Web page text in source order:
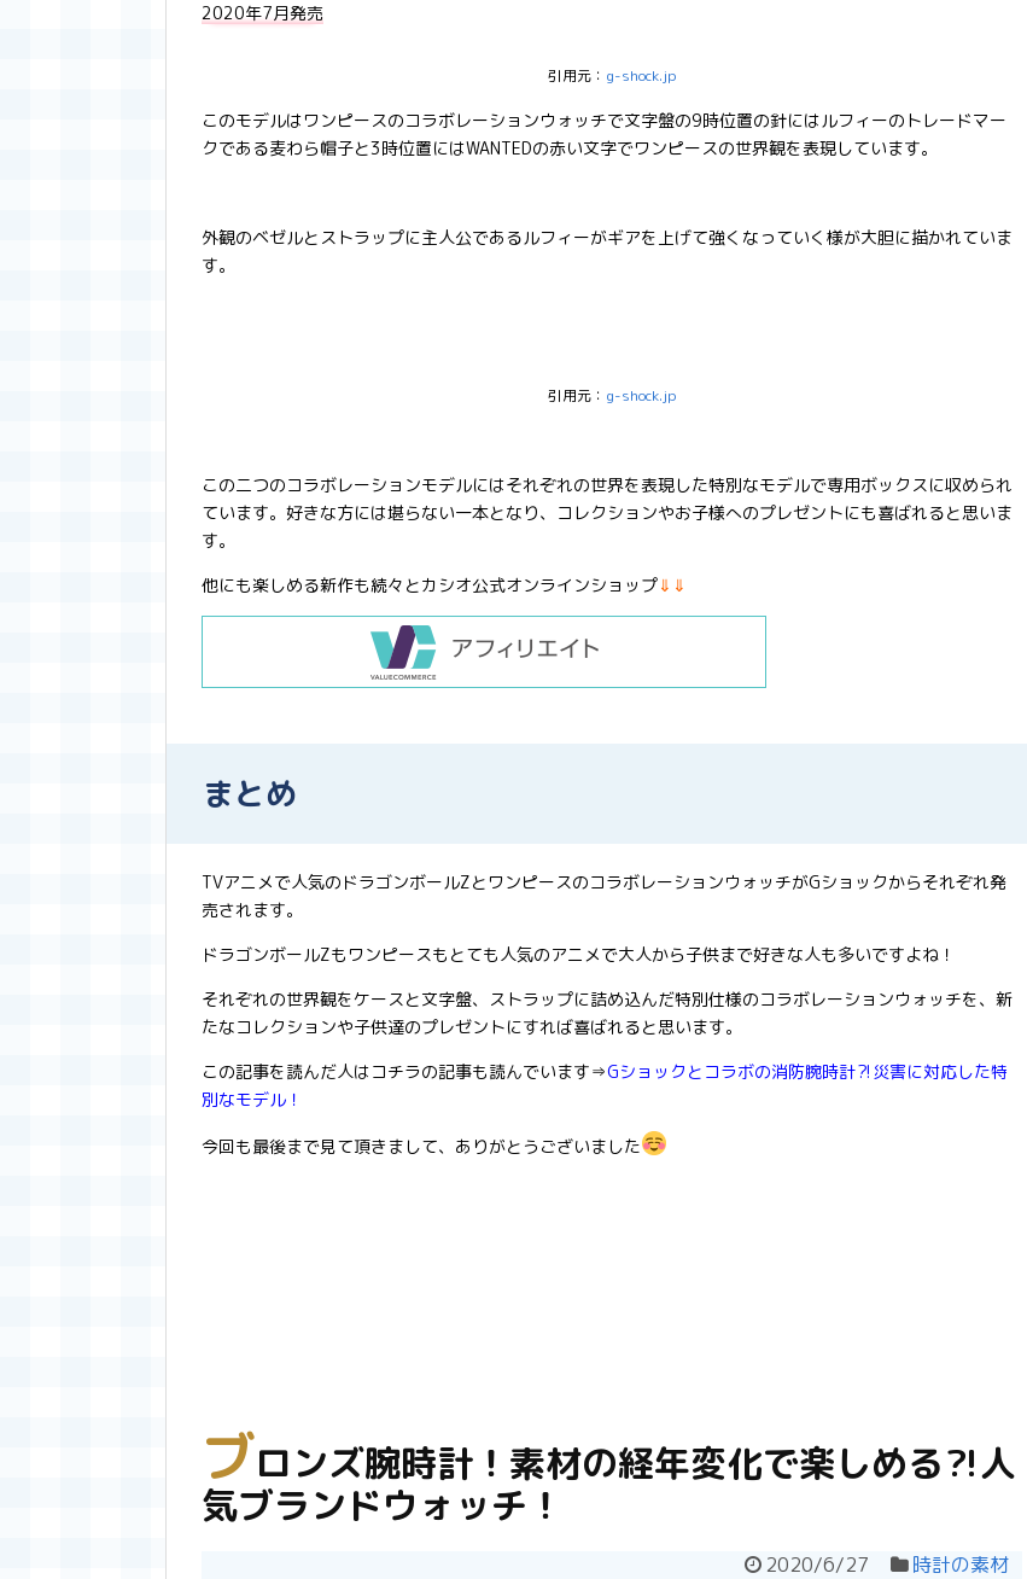
2020年7月発売
引用元： g-shock.jp
このモデルはワンピースのコラボレーションウォッチで文字盤の9時位置の針にはルフィーのトレードマー
クである麦わら帽子と3時位置にはWANTEDの赤い文字でワンピースの世界観を表現しています。
外観のベゼルとストラップに主人公であるルフィーがギアを上げて強くなっていく様が大胆に描かれていま
す。
引用元： g-shock.jp
この二つのコラボレーションモデルにはそれぞれの世界を表現した特別なモデルで専用ボックスに収められ
ています。好きな方には堪らない一本となり、コレクションやお子様へのプレゼントにも喜ばれると思いま
す。
他にも楽しめる新作も続々とカシオ公式オンラインショップ⇓⇓
まとめ
TVアニメで人気のドラゴンボールZとワンピースのコラボレーションウォッチがGショックからそれぞれ発
売されます。
ドラゴンボールZもワンピースもとても人気のアニメで大人から子供まで好きな人も多いですよね！
それぞれの世界観をケースと文字盤、ストラップに詰め込んだ特別仕様のコラボレーションウォッチを、新
たなコレクションや子供達のプレゼントにすれば喜ばれると思います。
この記事を読んだ人はコチラの記事も読んでいます⇒Gショックとコラボの消防腕時計⁈災害に対応した特
別なモデル！
今回も最後まで見て頂きまして、ありがとうございました
ブロンズ腕時計！素材の経年変化で楽しめる⁈人
気ブランドウォッチ！
2020/6/27 時計の素材